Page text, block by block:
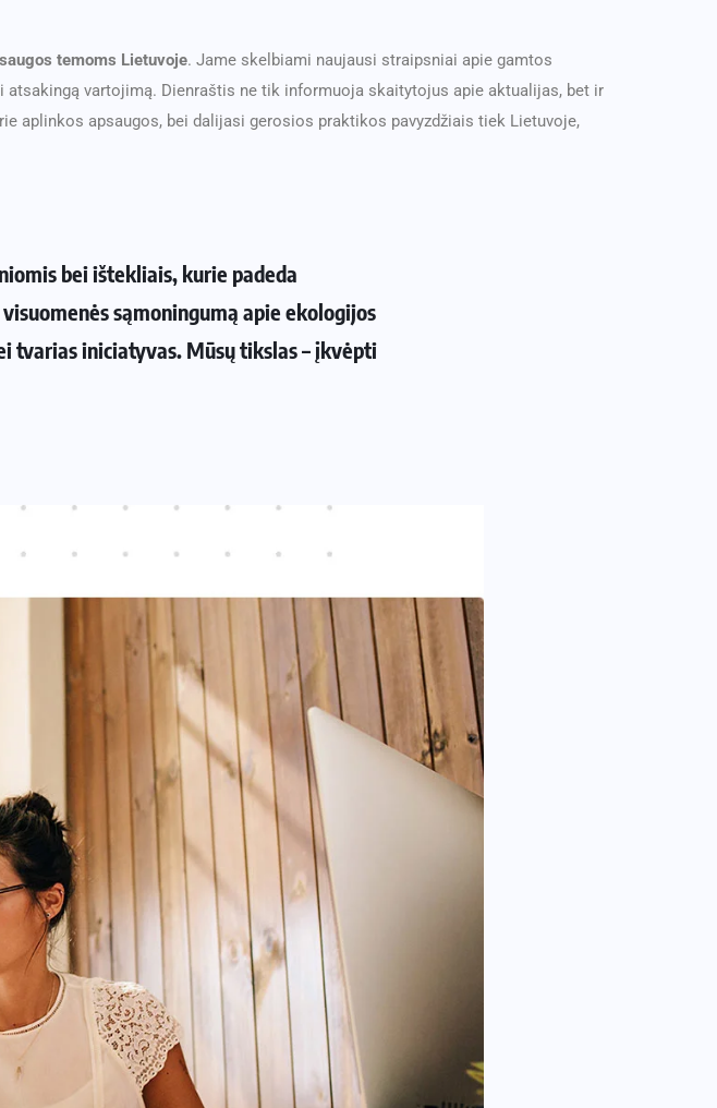
temoms Lietuvoje. Jame skelbiami naujausi straipsniai apie gamtos
vartojimą. Dienraštis ne tik informuoja skaitytojus apie aktualijas, bet ir
aplinkos apsaugos, bei dalijasi gerosios praktikos pavyzdžiais tiek Lietuvoje,
bei ištekliais, kurie padeda
sąmoningumą apie ekologijos
tvarias iniciatyvas. Mūsų tikslas – įkvėpti